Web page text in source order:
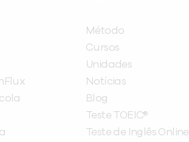
Método
Cursos
Unidades
Notícias
Blog
Teste TOEIC®
Teste de Inglês Online